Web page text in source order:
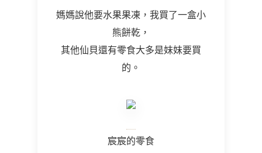
媽媽說他要水果果凍，我買了一盒小
熊餅乾，
其他仙貝還有零食大多是妹妹要買
的。
宸宸的零食